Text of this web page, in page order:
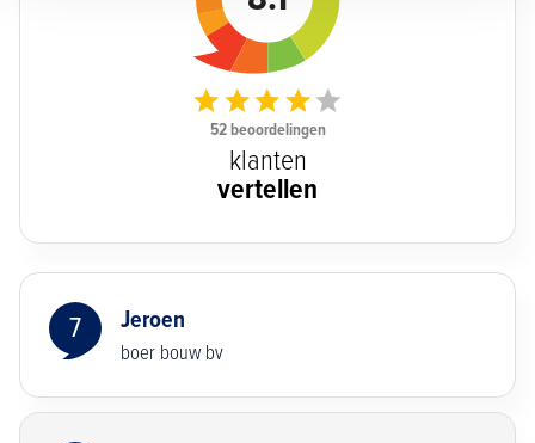
52 beoordelingen
klanten
vertellen
7 Jeroen
boer bouw bv